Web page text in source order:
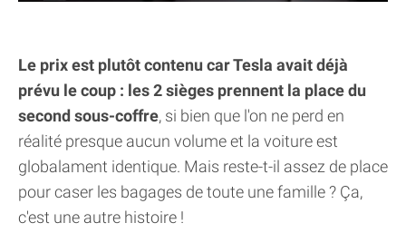
Le prix est plutôt contenu car Tesla avait déjà
prévu le coup : les 2 sièges prennent la place du
second sous-coffre, si bien que l'on ne perd en
réalité presque aucun volume et la voiture est
globalament identique. Mais reste-t-il assez de place
pour caser les bagages de toute une famille ? Ça,
c'est une autre histoire !